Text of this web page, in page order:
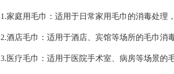
1.家庭用毛巾：适用于日常家用毛巾的消毒处理
2.酒店毛巾：适用于酒店、宾馆等场所的毛巾消
3.医疗毛巾：适用于医院手术室、病房等场景的